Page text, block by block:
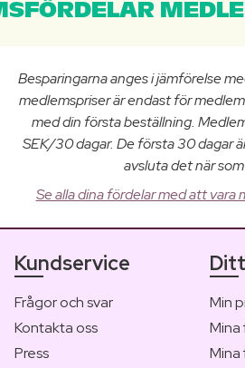
Besparingarna anges i jämförelse
medlemspriser är endast för
med din första beställning.
SEK/30 dagar. De första 30 dagar
avsluta det när
Se alla dina fördelar med att vara
Kundservice
Frågor och svar
Kontakta oss
Press
Min
Mina